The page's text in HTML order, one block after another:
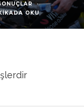
·
OKU